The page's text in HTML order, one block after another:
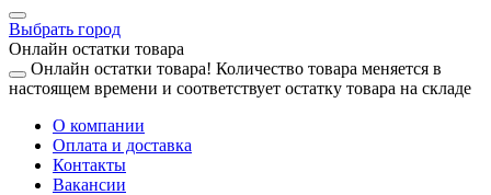
Выбрать город
Онлайн остатки товара
Онлайн остатки товара! Количество товара меняется в
настоящем времени и соответствует остатку товара на складе
О компании
Оплата и доставка
Контакты
Вакансии